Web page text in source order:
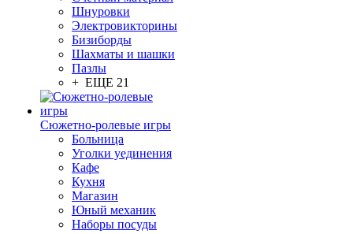
Шнуровки
Электровикторины
Бизиборды
Шахматы и шашки
Пазлы
+ ЕЩЕ 21
Сюжетно-ролевые игры
Больница
Уголки уединения
Кафе
Кухня
Магазин
Юный механик
Наборы посуды